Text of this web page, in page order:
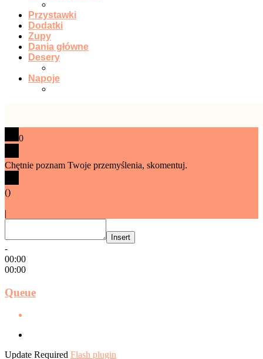
Przystawki
Dodatki
Zupy
Dania główne
Desery
Napoje
0
Chętnie poznam Twoje przemyślenia, skomentuj.
()
|
Insert
-
00:00
00:00
Queue
Update Required Flash plugin